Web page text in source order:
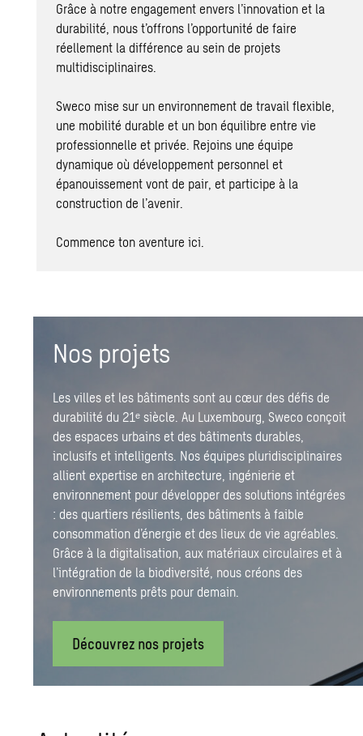
Grâce à notre engagement envers l’innovation et la
durabilité, nous t’offrons l’opportunité de faire
réellement la différence au sein de projets
multidisciplinaires.
Sweco mise sur un environnement de travail flexible,
une mobilité durable et un bon équilibre entre vie
professionnelle et privée. Rejoins une équipe
dynamique où développement personnel et
épanouissement vont de pair, et participe à la
construction de l’avenir.
Commence ton aventure ici.
Nos projets
Les villes et les bâtiments sont au cœur des défis de
durabilité du 21ᵉ siècle. Au Luxembourg, Sweco conçoit
des espaces urbains et des bâtiments durables,
inclusifs et intelligents. Nos équipes pluridisciplinaires
allient expertise en architecture, ingénierie et
environnement pour développer des solutions intégrées
: des quartiers résilients, des bâtiments à faible
consommation d’énergie et des lieux de vie agréables.
Grâce à la digitalisation, aux matériaux circulaires et à
l’intégration de la biodiversité, nous créons des
environnements prêts pour demain.
Découvrez nos projets